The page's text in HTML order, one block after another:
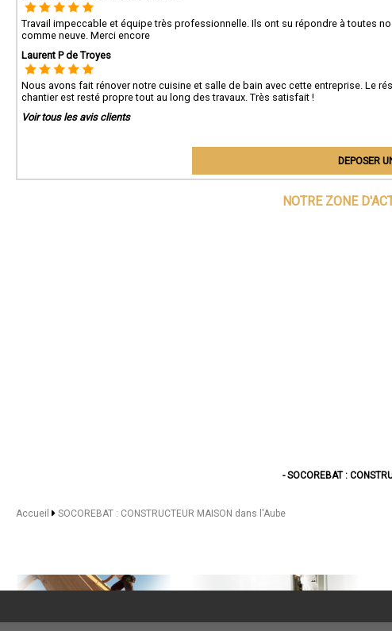
Travail impeccable et équipe très professionnelle. Ils ont su répondre à toutes
comme neuve. Merci encore
Laurent P de Troyes
Nous avons fait rénover notre cuisine et salle de bain avec cette entreprise. Le
chantier est resté propre tout au long des travaux. Très satisfait !
Voir tous les avis clients
DEPOSER
NOTRE ZONE
- SOCOREBAT :
- SOCOREBAT :
- SOCOREBAT :
- SOCOREBAT :
Accueil SOCOREBAT : CONSTRUCTEUR MAISON dans l'Aube